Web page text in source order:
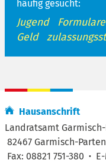
häufig gesucht:
Jugend Formulare
Geld
Hausanschrift
Landratsamt
82467 Garmisch-
Fax: 08821 751-380 ·